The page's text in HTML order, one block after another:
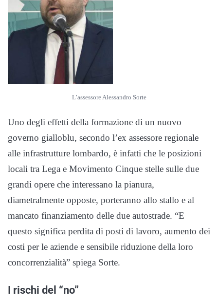
L’assessore Alessandro Sorte
Uno degli effetti della formazione di un nuovo
governo gialloblu, secondo l’ex assessore regionale
alle infrastrutture lombardo, è infatti che le posizioni
locali tra Lega e Movimento Cinque stelle sulle due
grandi opere che interessano la pianura,
diametralmente opposte, porteranno allo stallo e al
mancato finanziamento delle due autostrade. “E
questo significa perdita di posti di lavoro, aumento dei
costi per le aziende e sensibile riduzione della loro
concorrenzialità” spiega Sorte.
I rischi del “no”